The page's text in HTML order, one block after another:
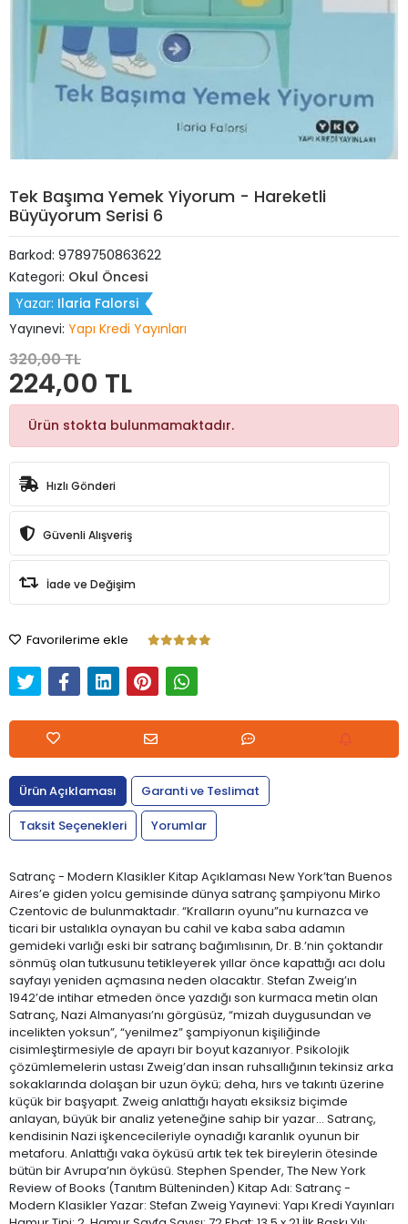
Tek Başıma Yemek Yiyorum - Hareketli
Büyüyorum Serisi 6
Barkod: 9789750863622
Kategori: Okul Öncesi
Yazar: Ilaria Falorsi
Yayınevi: Yapı Kredi Yayınları
320,00 TL
224,00 TL
Ürün stokta bulunmamaktadır.
Hızlı Gönderi
Güvenli Alışveriş
İade ve Değişim
Favorilerime ekle
Ürün Açıklaması
Garanti ve Teslimat
Taksit Seçenekleri
Yorumlar
Satranç - Modern Klasikler Kitap Açıklaması New York’tan Buenos
Aires’e giden yolcu gemisinde dünya satranç şampiyonu Mirko
Czentovic de bulunmaktadır. “Kralların oyunu”nu kurnazca ve
ticari bir ustalıkla oynayan bu cahil ve kaba saba adamın
gemideki varlığı eski bir satranç bağımlısının, Dr. B.’nin çoktandır
sönmüş olan tutkusunu tetikleyerek yıllar önce kapattığı acı dolu
sayfayı yeniden açmasına neden olacaktır. Stefan Zweig’ın
1942’de intihar etmeden önce yazdığı son kurmaca metin olan
Satranç, Nazi Almanyası’nı görgüsüz, “mizah duygusundan ve
incelikten yoksun”, “yenilmez” şampiyonun kişiliğinde
cisimleştirmesiyle de apayrı bir boyut kazanıyor. Psikolojik
çözümlemelerin ustası Zweig’dan insan ruhsallığının tekinsiz arka
sokaklarında dolaşan bir uzun öykü; deha, hırs ve takıntı üzerine
küçük bir başyapıt. Zweig anlattığı hayatı eksiksiz biçimde
anlayan, büyük bir analiz yeteneğine sahip bir yazar… Satranç,
kendisinin Nazi işkencecileriyle oynadığı karanlık oyunun bir
metaforu. Anlattığı vaka öyküsü artık tek tek bireylerin ötesinde
bütün bir Avrupa’nın öyküsü. Stephen Spender, The New York
Review of Books (Tanıtım Bülteninden) Kitap Adı: Satranç -
Modern Klasikler Yazar: Stefan Zweig Yayınevi: Yapı Kredi Yayınları